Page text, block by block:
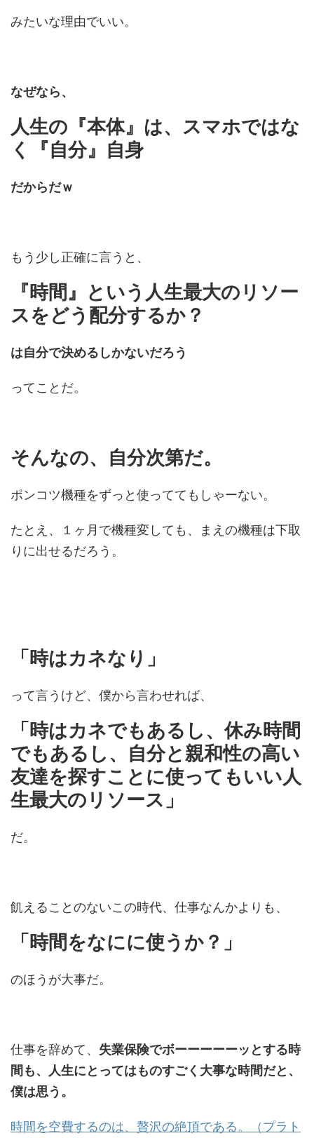
みたいな理由でいい。
なぜなら、
人生の『本体』は、スマホではな
く『自分』自身
だからだｗ
もう少し正確に言うと、
『時間』という人生最大のリソー
スをどう配分するか？
は自分で決めるしかないだろう
ってことだ。
そんなの、自分次第だ。
ポンコツ機種をずっと使っててもしゃーない。
たとえ、１ヶ月で機種変しても、まえの機種は下取
りに出せるだろう。
「時はカネなり」
って言うけど、僕から言わせれば、
「時はカネでもあるし、休み時間
でもあるし、自分と親和性の高い
友達を探すことに使ってもいい人
生最大のリソース」
だ。
飢えることのないこの時代、仕事なんかよりも、
「時間をなにに使うか？」
のほうが大事だ。
仕事を辞めて、 失業保険でボーーーーーッとする時
間も、人生にとってはものすごく大事な時間だと、
僕は思う。
時間を空費するのは、贅沢の絶頂である。（プラト